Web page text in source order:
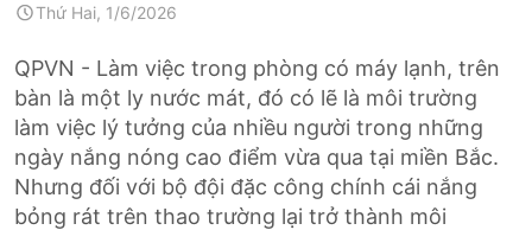
Thứ Hai, 1/6/2026
QPVN - Làm việc trong phòng có máy lạnh, trên
bàn là một ly nước mát, đó có lẽ là môi trường
làm việc lý tưởng của nhiều người trong những
ngày nắng nóng cao điểm vừa qua tại miền Bắc.
Nhưng đối với bộ đội đặc công chính cái nắng
bỏng rát trên thao trường lại trở thành môi